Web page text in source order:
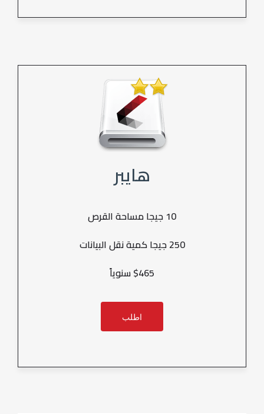
هايبر
10 جيجا مساحة القرص
250 جيجا كمية نقل البيانات
$465 سنوياً
اطلب